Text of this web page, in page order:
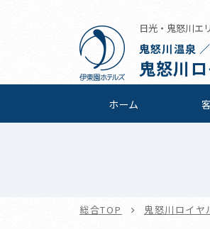
日光・鬼怒川エ
鬼怒川温泉
鬼怒川
ホーム
総合TOP 鬼怒川ロイ